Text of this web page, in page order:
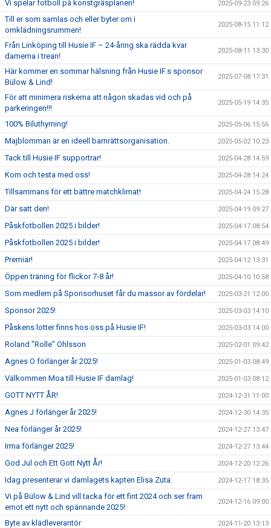
Vi spelar fotboll på konstgräsplanen! 2025-09-23 09:26
Till er som samlas och eller byter om i
omklädningsrummen!
2025-08-15 11:12
Från Linköping till Husie IF – 24-åring ska rädda kvar
damerna i trean!
2025-08-11 13:30
Här kommer en sommar hälsning från Husie IF.s sponsor
Bülow & Lind!
2025-07-08 17:31
För att minimera riskerna att någon skadas vid och på
parkeringen!!!
2025-05-19 14:35
100% Biluthyrning! 2025-05-06 15:56
Majblomman är en ideell barnrättsorganisation. 2025-05-02 10:23
Tack till Husie IF supportrar! 2025-04-28 14:59
Kom och testa med oss! 2025-04-28 14:24
Tillsammans för ett bättre matchklimat! 2025-04-24 15:28
Där satt den! 2025-04-19 09:27
Påskfotbollen 2025 i bilder! 2025-04-17 08:54
Påskfotbollen 2025 i bilder! 2025-04-17 08:49
Premiär! 2025-04-12 13:31
Öppen träning för flickor 7-8 år! 2025-04-10 10:58
Som medlem på Sponsorhuset får du massor av fördelar! 2025-03-21 12:00
Sponsor 2025! 2025-03-03 14:10
Påskens lotter finns hos oss på Husie IF! 2025-03-03 14:00
Roland ”Rolle” Ohlsson 2025-02-01 09:42
Agnes O förlänger år 2025! 2025-01-03 08:49
Välkommen Moa till Husie IF damlag! 2025-01-03 08:12
GOTT NYTT ÅR! 2024-12-31 11:00
Agnes J förlänger år 2025! 2024-12-30 14:35
Nea förlänger år 2025! 2024-12-27 13:47
Irma förlänger 2025! 2024-12-27 13:44
God Jul och Ett Gott Nytt År! 2024-12-20 12:26
Idag presenterar vi damlagets kapten Elisa Zuta. 2024-12-17 18:35
Vi på Bülow & Lind vill tacka för ett fint 2024 och ser fram
emot ett nytt och spännande 2025!
2024-12-16 09:00
Byte av klädleverantör 2024-11-20 13:13